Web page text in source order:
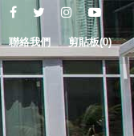
聯絡我們 剪貼板(0)